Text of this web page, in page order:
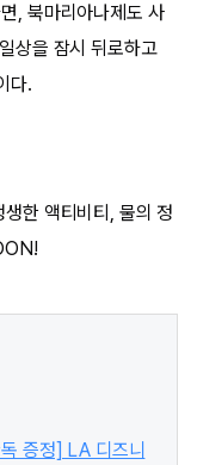
, 북마리아나제도 사
상을 잠시 뒤로하고
다.
한 액티비티, 물의 정
증정] LA 디즈니